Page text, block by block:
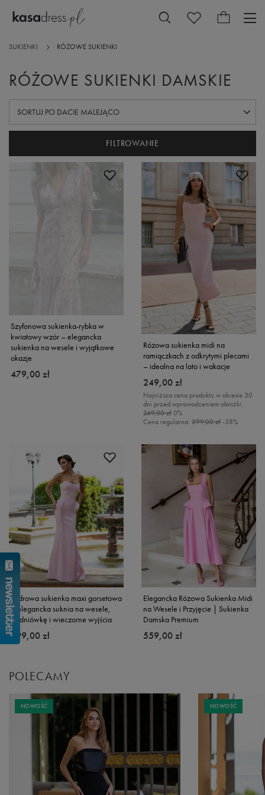
SUKIENKI RÓŻOWE SUKIENKI
RÓŻOWE SUKIENKI DAMSKIE
ZMIEŃ SORTOWANIE
SORTUJ PO DACIE MALEJĄCO
FILTROWANIE
Szyfonowa sukienka-rybka w
kwiatowy wzór – elegancka
sukienka na wesele i wyjątkowe
okazje
479,00 zł
Różowa sukienka midi na
ramiączkach z odkrytymi plecami
– idealna na lato i wakacje
249,00 zł
Najniższa cena produktu w okresie 30
dni przed wprowadzeniem obniżki:
249,00 zł 0%
Cena regularna: 399,00 zł -38%
Pudrowa sukienka maxi gorsetowa
– elegancka suknia na wesele,
studniówkę i wieczorne wyjścia
599,00 zł
Elegancka Różowa Sukienka Midi
na Wesele i Przyjęcie | Sukienka
Damska Premium
559,00 zł
POLECAMY
NOWOŚĆ NOWOŚĆ